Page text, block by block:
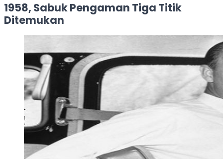
1958, Sabuk Pengaman Tiga Titik
Ditemukan